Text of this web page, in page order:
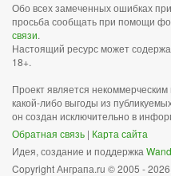
Обо всех замеченных ошибках
просьба сообщать при помощи
связи.
Настоящий ресурс может
18+.
Проект является
какой-либо выгоды из
он создан исключительно в
Обратная связь | Карта сайта
Идея, создание и поддержка
Copyright Анграпа.ru © 2005 - 2026.